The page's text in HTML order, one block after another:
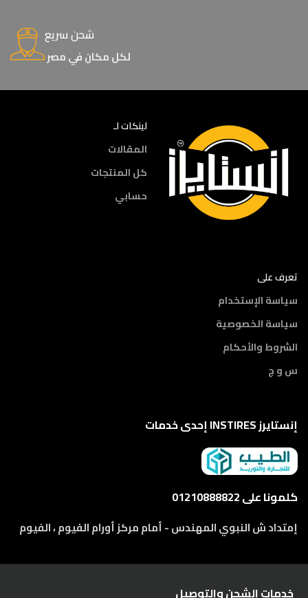
شحن سريع
لكل مكان في مصر
لينكات لـ
المقالات
كل المنتجات
حسابي
تعرف على
سياسة الإستخدام
سياسة الخصوصية
الشروط والأحكام
س و ج
إنستايرز INSTIRES إحدى خدمات
كلمونا على 01210888822
إمتداد ش النبوي المهندس - أمام مركز أورام الفيوم ، الفيوم
خدمات الشحن والتوصيل